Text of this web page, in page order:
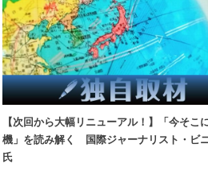
【次回から大幅リニューアル！】「今そこ
機」を読み解く 国際ジャーナリスト・ビ
氏